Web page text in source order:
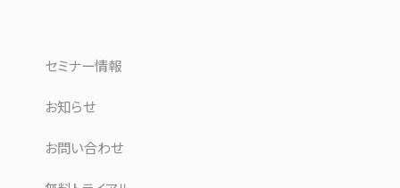
セミナー情報
お知らせ
お問い合わせ